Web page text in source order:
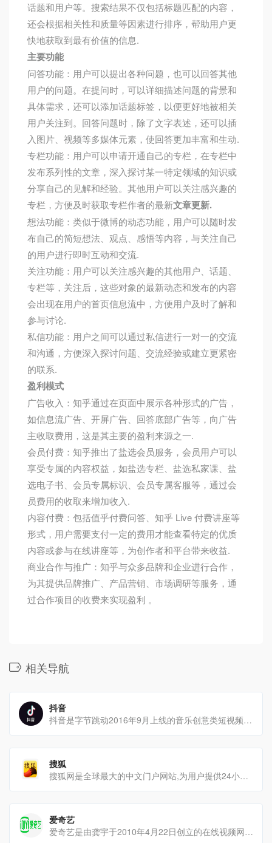
话题和用户等。搜索结果不仅包括标题匹配的内容，
还会根据相关性和质量等因素进行排序，帮助用户更
快地获取到最有价值的信息.
主要功能
问答功能：用户可以提出各种问题，也可以回答其他
用户的问题。在提问时，可以详细描述问题的背景和
具体需求，还可以添加话题标签，以便更好地被相关
用户关注到。回答问题时，除了文字表述，还可以插
入图片、视频等多媒体元素，使回答更加丰富和生动.
专栏功能：用户可以申请开通自己的专栏，在专栏中
发布系列性的文章，深入探讨某一特定领域的知识或
分享自己的见解和经验。其他用户可以关注感兴趣的
专栏，方便及时获取专栏作者的最新文章更新.
想法功能：类似于微博的动态功能，用户可以随时发
布自己的简短想法、观点、感悟等内容，与关注自己
的用户进行即时互动和交流.
关注功能：用户可以关注感兴趣的其他用户、话题、
专栏等，关注后，这些对象的最新动态和发布的内容
会出现在用户的首页信息流中，方便用户及时了解和
参与讨论.
私信功能：用户之间可以通过私信进行一对一的交流
和沟通，方便深入探讨问题、交流经验或建立更紧密
的联系.
盈利模式
广告收入：知乎通过在页面中展示各种形式的广告，
如信息流广告、开屏广告、回答底部广告等，向广告
主收取费用，这是其主要的盈利来源之一.
会员付费：知乎推出了盐选会员服务，会员用户可以
享受专属的内容权益，如盐选专栏、盐选私家课、盐
选电子书、会员专属标识、会员专属客服等，通过会
员费用的收取来增加收入.
内容付费：包括值乎付费问答、知乎 Live 付费讲座等
形式，用户需要支付一定的费用才能查看特定的优质
内容或参与在线讲座等，为创作者和平台带来收益.
商业合作与推广：知乎与众多品牌和企业进行合作，
为其提供品牌推广、产品营销、市场调研等服务，通
过合作项目的收费来实现盈利 。
相关导航
抖音
抖音是字节跳动2016年9月上线的音乐创意类短视频社交平台发展历程2016年9月，抖音前身[…]
搜狐
搜狐网是全球最大的中文门户网站,为用户提供24小时不间断的最新资讯,及搜索、邮件等网络服务。搜狐号自媒体平台[…]
爱奇艺
爱奇艺是由龚宇于2010年4月22日创立的在线视频网站发展历程2010年1月6日，百[…]